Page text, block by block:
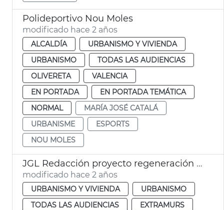
Polideportivo Nou Moles
modificado hace 2 años
ALCALDÍA
URBANISMO Y VIVIENDA
URBANISMO
TODAS LAS AUDIENCIAS
OLIVERETA
VALENCIA
EN PORTADA
EN PORTADA TEMÁTICA
NORMAL
MARÍA JOSÉ CATALÁ
URBANISME
ESPORTS
NOU MOLES
JGL Redacción proyecto regeneración Pérez Galdós y Giorgeta
modificado hace 2 años
URBANISMO Y VIVIENDA
URBANISMO
TODAS LAS AUDIENCIAS
EXTRAMURS